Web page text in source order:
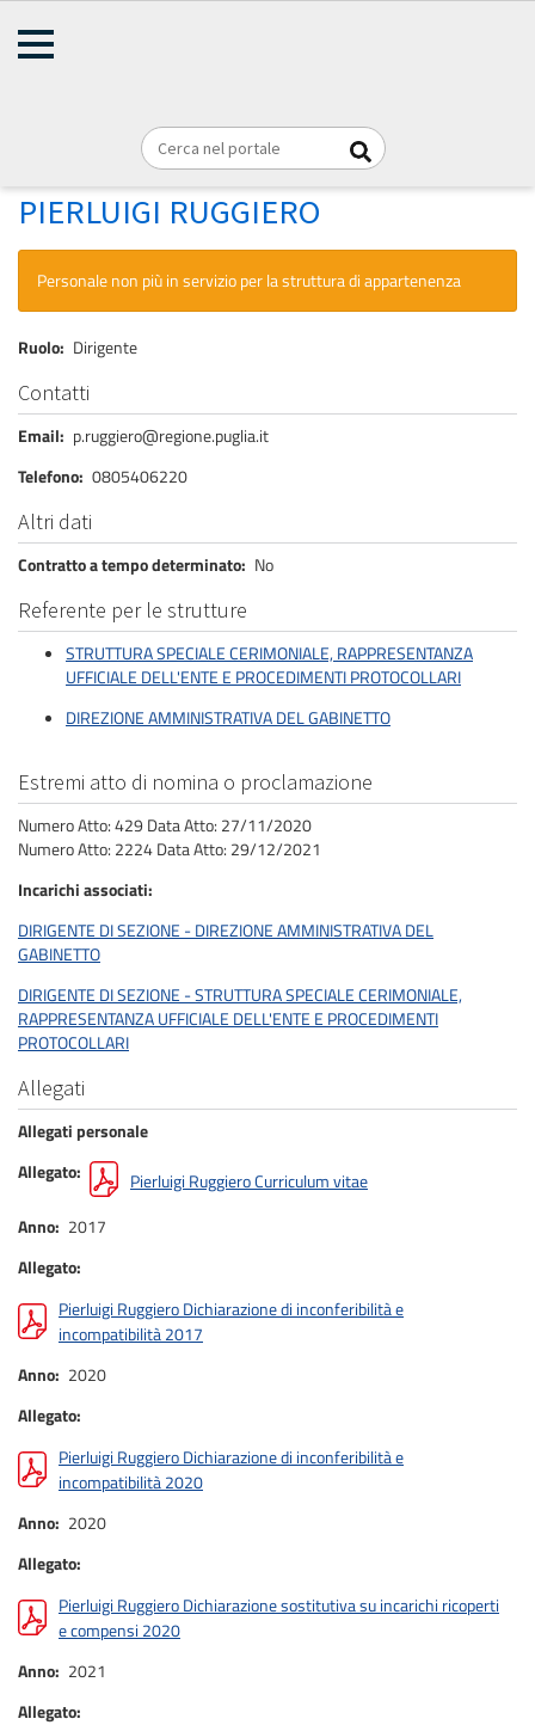
Briciole
Home
RUGGIERO PIERLUIGI
PIERLUIGI RUGGIERO
Personale non più in servizio per la struttura di appartenenza
Ruolo Dirigente
Contatti
Email
p.ruggiero@regione.puglia.it
Telefono 0805406220
Altri dati
Contratto a tempo determinato No
Referente per le strutture
STRUTTURA SPECIALE CERIMONIALE, RAPPRESENTANZA
UFFICIALE DELL'ENTE E PROCEDIMENTI PROTOCOLLARI
DIREZIONE AMMINISTRATIVA DEL GABINETTO
Estremi atto di nomina o proclamazione
Numero Atto: 429 Data Atto: 27/11/2020
Numero Atto: 2224 Data Atto: 29/12/2021
Incarichi associati
DIRIGENTE DI SEZIONE - DIREZIONE AMMINISTRATIVA DEL
GABINETTO
DIRIGENTE DI SEZIONE - STRUTTURA SPECIALE CERIMONIALE,
RAPPRESENTANZA UFFICIALE DELL'ENTE E PROCEDIMENTI
PROTOCOLLARI
Allegati
Allegati personale
Allegato
Pierluigi Ruggiero Curriculum vitae
Anno 2017
Allegato
Pierluigi Ruggiero Dichiarazione di inconferibilità e
incompatibilità 2017
Anno 2020
Allegato
Pierluigi Ruggiero Dichiarazione di inconferibilità e
incompatibilità 2020
Anno 2020
Allegato
Pierluigi Ruggiero Dichiarazione sostitutiva su incarichi ricoperti
e compensi 2020
Anno 2021
Allegato